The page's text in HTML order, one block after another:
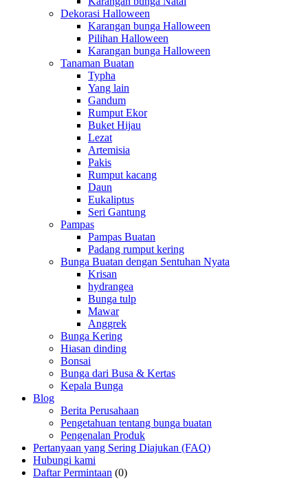
Dekorasi Halloween
Karangan bunga Halloween
Pilihan Halloween
Karangan bunga Halloween
Tanaman Buatan
Typha
Yang lain
Gandum
Rumput Ekor
Buket Hijau
Lezat
Artemisia
Pakis
Rumput kacang
Daun
Eukaliptus
Seri Gantung
Pampas
Pampas Buatan
Padang rumput kering
Bunga Buatan dengan Sentuhan Nyata
Krisan
hydrangea
Bunga tulp
Mawar
Anggrek
Bunga Kering
Hiasan dinding
Bonsai
Bunga dari Busa & Kertas
Kepala Bunga
Blog
Berita Perusahaan
Pengetahuan tentang bunga buatan
Pengenalan Produk
Pertanyaan yang Sering Diajukan (FAQ)
Hubungi kami
Daftar Permintaan (0)